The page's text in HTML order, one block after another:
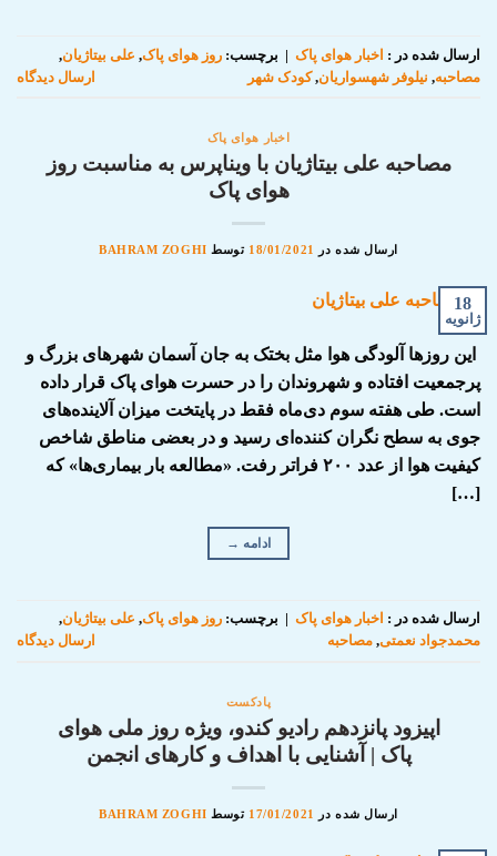
ارسال شده در : اخبار هوای پاک | برچسب: روز هوای پاک, علی بیتاژیان,
مصاحبه, نیلوفر شهسواریان,کودک شهر ارسال دیدگاه
اخبار هوای پاک
مصاحبه علی بیتاژیان با ویناپرس به مناسبت روز
هوای پاک
ارسال شده در 18/01/2021 توسط BAHRAM ZOGHI
18
ژانویه
این روزها آلودگی هوا مثل بختک به جان آسمان شهرهای بزرگ و
پرجمعیت افتاده و شهروندان را در حسرت هوای پاک قرار داده
است. طی هفته سوم دی‌ماه فقط در پایتخت میزان آلاینده‌های
جوی به سطح نگران کننده‌ای رسید و در بعضی مناطق شاخص
کیفیت هوا از عدد ۲۰۰ فراتر رفت. «مطالعه بار بیماری‌ها» که
[…]
ادامه →
ارسال شده در : اخبار هوای پاک برچسب: روز هوای پاک, علی بیتاژیان,
محمدجواد نعمتی, مصاحبه ارسال دیدگاه
پادکست
اپیزود پانزدهم رادیو کندو، ویژه روز ملی هوای
پاک | آشنایی با اهداف و کارهای انجمن
ارسال شده در 17/01/2021 توسط BAHRAM ZOGHI